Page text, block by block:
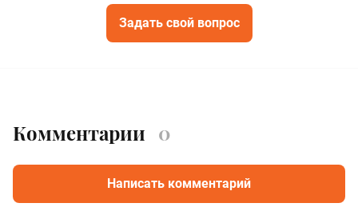
Задать свой вопрос
Комментарии 0
Написать комментарий